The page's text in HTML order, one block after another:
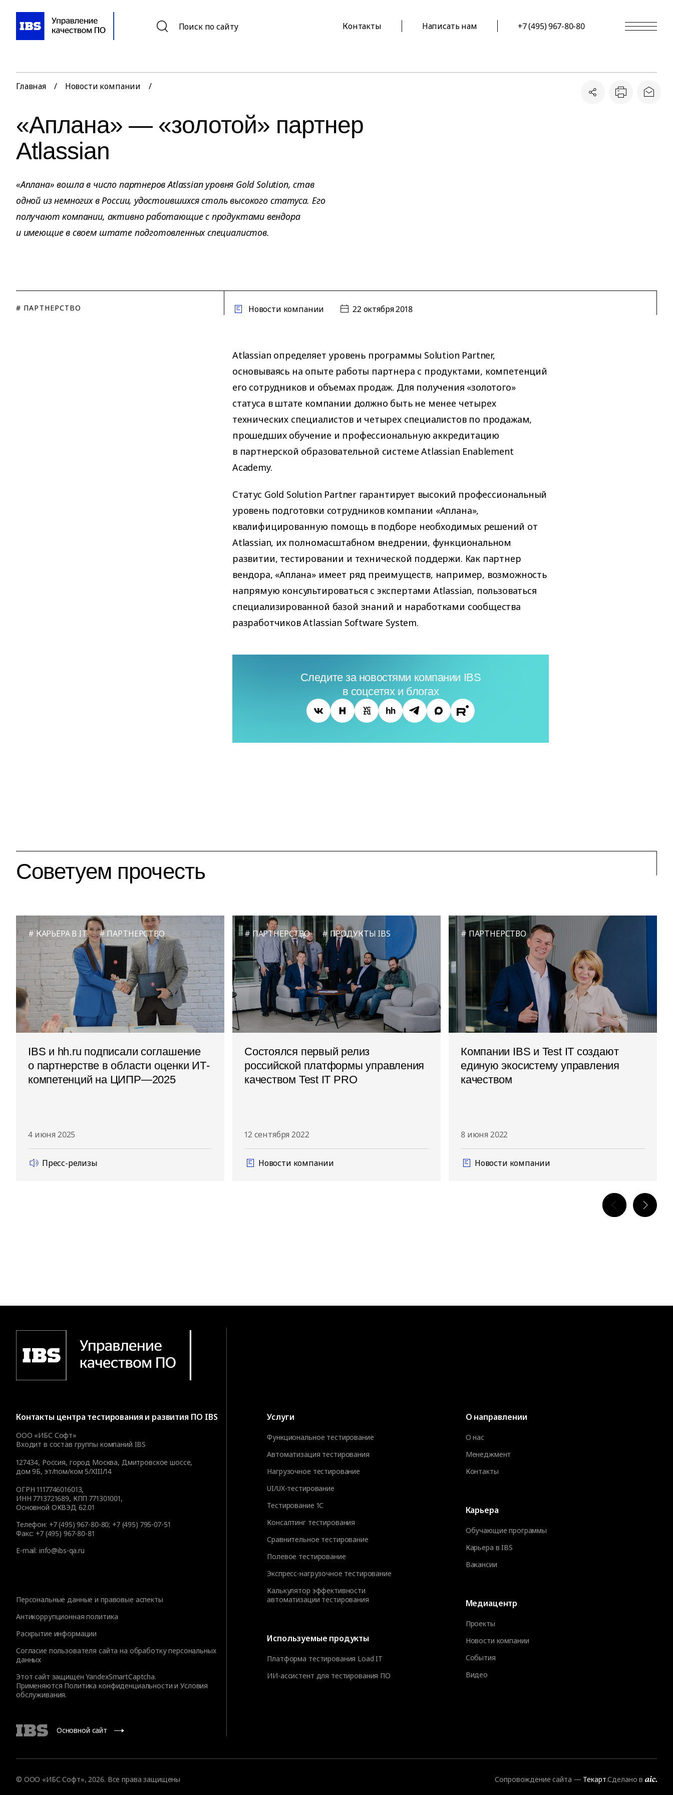
Поиск по сайту Контакты Написать нам +7 (495) 967-80-80
Главная / Новости компании /
«Аплана» — «золотой» партнер
Atlassian
«Аплана» вошла в число партнеров Atlassian уровня Gold Solution, став
одной из немногих в России, удостоившихся столь высокого статуса. Его
получают компании, активно работающие с продуктами вендора
и имеющие в своем штате подготовленных специалистов.
# ПАРТНЕРСТВО Новости компании 22 октября 2018
Atlassian определяет уровень программы Solution Partner,
основываясь на опыте работы партнера с продуктами, компетенций
его сотрудников и объемах продаж. Для получения «золотого»
статуса в штате компании должно быть не менее четырех
технических специалистов и четырех специалистов по продажам,
прошедших обучение и профессиональную аккредитацию
в партнерской образовательной системе Atlassian Enablement
Academy.
Статус Gold Solution Partner гарантирует высокий профессиональный
уровень подготовки сотрудников компании «Аплана»,
квалифицированную помощь в подборе необходимых решений от
Atlassian, их полномасштабном внедрении, функциональном
развитии, тестировании и технической поддержи. Как партнер
вендора, «Аплана» имеет ряд преимуществ, например, возможность
напрямую консультироваться с экспертами Atlassian, пользоваться
специализированной базой знаний и наработками сообщества
разработчиков Atlassian Software System.
Следите за новостями компании IBS
в соцсетях и блогах
Советуем прочесть
КАРЬЕРА В IT ПАРТНЕРСТВО
IBS и hh.ru подписали соглашение
о партнерстве в области оценки ИТ-
компетенций на ЦИПР—2025
4 июня 2025
Пресс-релизы
ПАРТНЕРСТВО ПРОДУКТЫ IBS
Состоялся первый релиз
российской платформы управления
качеством Test IT PRO
12 сентября 2022
Новости компании
ПАРТНЕРСТВО
Компании IBS и Test IT создают
единую экосистему управления
качеством
8 июня 2022
Новости компании
Контакты центра тестирования и развития ПО IBS
ООО «ИБС Софт»
Входит в состав группы компаний IBS
127434, Россия, город Москва, Дмитровское шоссе,
дом 9Б, эт/пом/ком 5/XIII/14
ОГРН 1117746016013,
ИНН 7713721689, КПП 771301001,
Основной ОКВЭД 62.01
Телефон: +7 (495) 967-80-80; +7 (495) 795-07-51
Факс: +7 (495) 967-80-81
E-mail: info@ibs-qa.ru
Персональные данные и правовые аспекты
Антикоррупционная политика
Раскрытие информации
Согласие пользователя сайта на обработку персональных
данных
Этот сайт защищен YandexSmartCaptcha.
Применяются Политика конфиденциальности иУсловия
обслуживания.
Услуги
Функциональное тестирование
Автоматизация тестирования
Нагрузочное тестирование
UI/UX-тестирование
Тестирование 1С
Консалтинг тестирования
Сравнительное тестирование
Полевое тестирование
Экспресс-нагрузочное тестирование
Калькулятор эффективности
автоматизации тестирования
Используемые продукты
Платформа тестирования Load IT
ИИ-ассистент для тестирования ПО
О направлении
О нас
Менеджмент
Контакты
Карьера
Обучающие программы
Карьера в IBS
Вакансии
Медиацентр
Проекты
Новости компании
События
Видео
Основной сайт
© ООО «ИБС Софт», 2026. Все права защищены Сопровождение сайта — Текарт.Сделано в